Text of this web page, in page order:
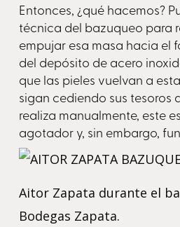
Entonces, ¿qué hacemos?
técnica del bazuqueo para
empujar esa masa hacia el
del depósito de acero
que las pieles vuelvan a
sigan cediendo sus tesoros
realiza manualmente, este
agotador y, sin embargo,
Aitor Zapata durante el
Bodegas Zapata.